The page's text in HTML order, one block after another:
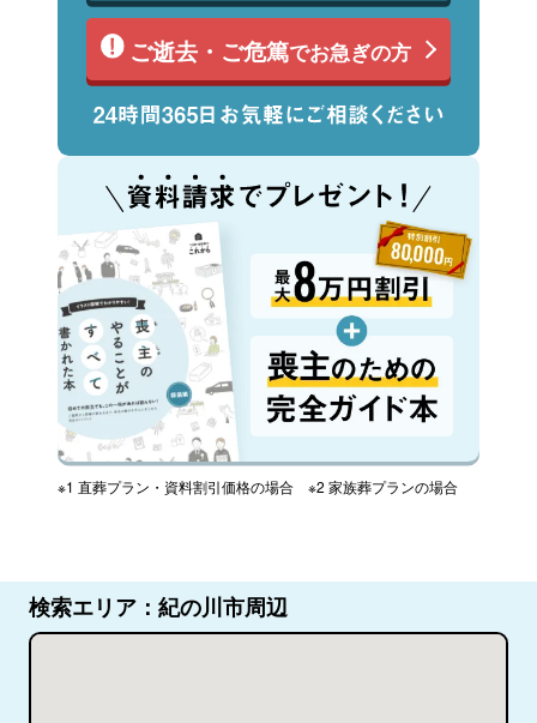
ご逝去・ご危篤でお急ぎの方
※1 直葬プラン・資料割引価格の場合 ※2 家族葬プランの場合
検索エリア：紀の川市周辺